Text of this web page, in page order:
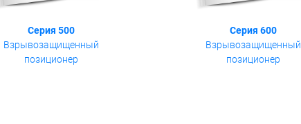
Серия 500
Взрывозащищенный
позиционер
Серия 600
Взрывозащищенный
позиционер